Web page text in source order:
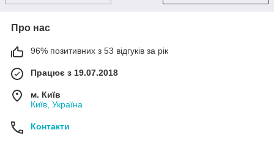
Про нас
96% позитивних з 53 відгуків за рік
Працює з 19.07.2018
м. Київ
Київ, Україна
Контакти